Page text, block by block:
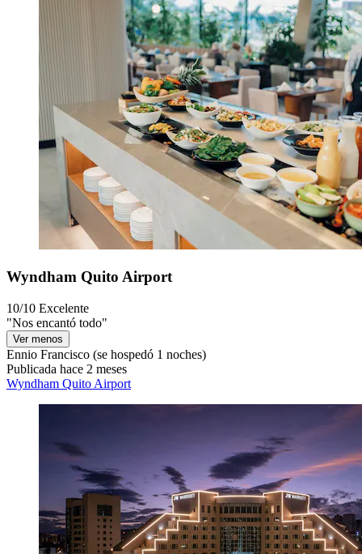
Wyndham Quito Airport
10/10 Excelente
"Nos encantó todo"
Ver menos
Ennio Francisco (se hospedó 1 noches)
Publicada hace 2 meses
Wyndham Quito Airport